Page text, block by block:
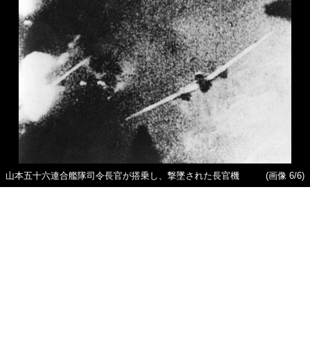
山本五十六連合艦隊司令長官が搭乗し、撃墜された長官機 (画像 6/6)